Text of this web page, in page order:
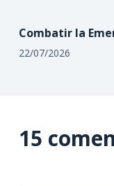
Combatir la
22/07/2026
15